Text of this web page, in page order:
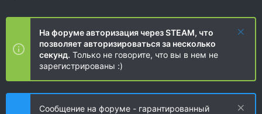
На форуме авторизация через STEAM, что
позволяет авторизироваться за несколько
секунд. Только не говорите, что вы в нем не
зарегистрированы :)
Сообщение на форуме - гарантированный